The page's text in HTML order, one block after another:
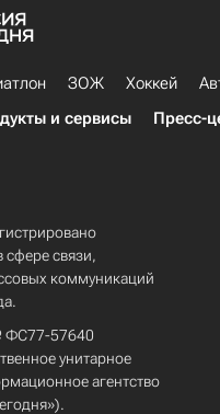
ЗОЖ Хоккей
и сервисы Пресс-
сфере связи,
коммуникаций
ФС77-57640
унитарное
агентство